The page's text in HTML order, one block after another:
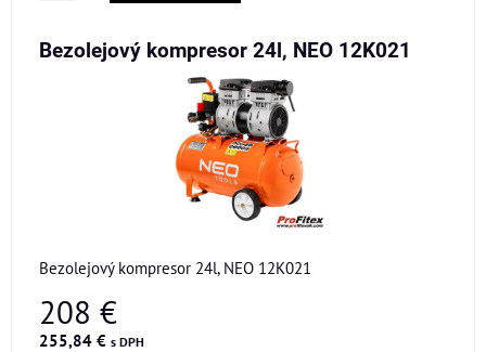
Bezolejový kompresor 24l, NEO 12K021
Bezolejový kompresor 24l, NEO 12K021
208 €
255,84 € s DPH